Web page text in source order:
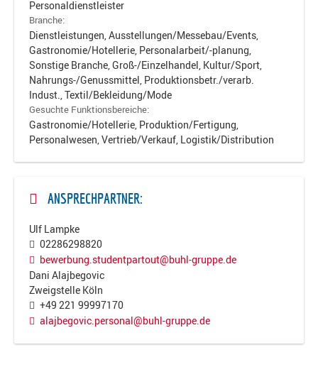
Personaldienstleister
Branche:
Dienstleistungen, Ausstellungen/Messebau/Events,
Gastronomie/Hotellerie, Personalarbeit/-planung,
Sonstige Branche, Groß-/Einzelhandel, Kultur/Sport,
Nahrungs-/Genussmittel, Produktionsbetr./verarb.
Indust., Textil/Bekleidung/Mode
Gesuchte Funktionsbereiche:
Gastronomie/Hotellerie, Produktion/Fertigung,
Personalwesen, Vertrieb/Verkauf, Logistik/Distribution
ANSPRECHPARTNER:
Ulf Lampke
02286298820
bewerbung.studentpartout@buhl-gruppe.de
Dani Alajbegovic
Zweigstelle Köln
+49 221 99997170
alajbegovic.personal@buhl-gruppe.de